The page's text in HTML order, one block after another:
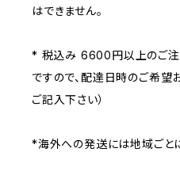
はできません。
* 税込み 6600円以上のご
ですので、配達日時のご希望
ご記入下さい）
*海外への発送には地域ごと